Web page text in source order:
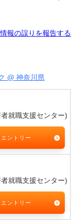
報の誤りを報告する
@ 神奈川県
就職支援センター)
ントリー
就職支援センター)
ントリー